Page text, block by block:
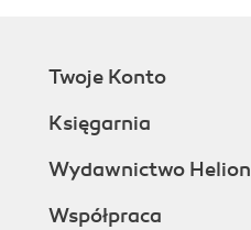
Twoje Konto
Księgarnia
Wydawnictwo Helion
Współpraca